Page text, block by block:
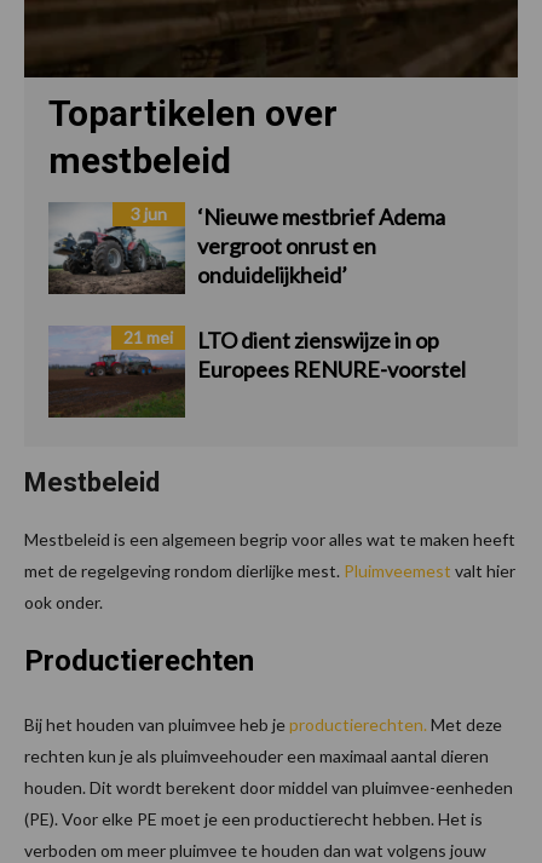
Topartikelen over
mestbeleid
3 jun
‘Nieuwe mestbrief Adema
vergroot onrust en
onduidelijkheid’
21 mei
LTO dient zienswijze in op
Europees RENURE-voorstel
Mestbeleid
Mestbeleid is een algemeen begrip voor alles wat te maken heeft
met de regelgeving rondom dierlijke mest. Pluimveemest valt hier
ook onder.
Productierechten
Bij het houden van pluimvee heb jeproductierechten. Met deze
rechten kun je als pluimveehouder een maximaal aantal dieren
houden. Dit wordt berekent door middel van pluimvee-eenheden
(PE). Voor elke PE moet je een productierecht hebben. Het is
verboden om meer pluimvee te houden dan wat volgens jouw